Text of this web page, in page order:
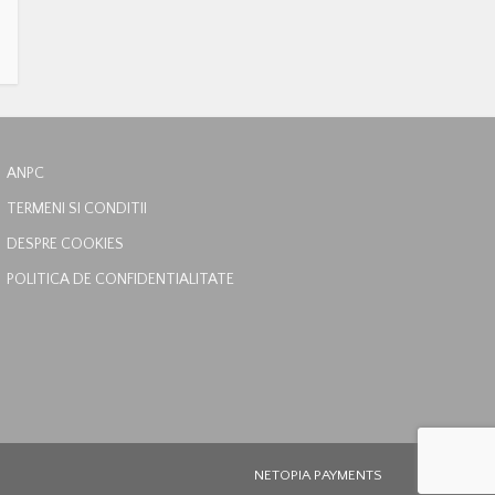
ANPC
TERMENI SI CONDITII
DESPRE COOKIES
POLITICA DE CONFIDENTIALITATE
NETOPIA PAYMENTS